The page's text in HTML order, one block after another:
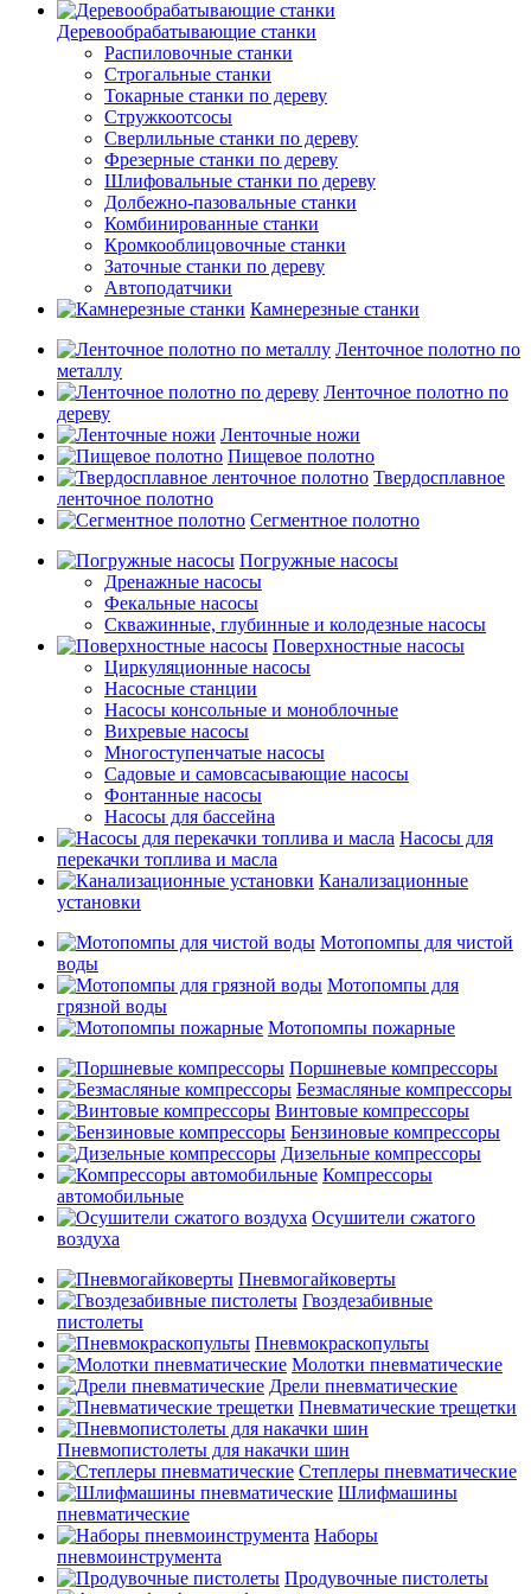
Деревообрабатывающие станки
Распиловочные станки
Строгальные станки
Токарные станки по дереву
Стружкоотсосы
Сверлильные станки по дереву
Фрезерные станки по дереву
Шлифовальные станки по дереву
Долбежно-пазовальные станки
Комбинированные станки
Кромкооблицовочные станки
Заточные станки по дереву
Автоподатчики
Камнерезные станки
Ленточное полотно по
металлу
Ленточное полотно по
дереву
Ленточные ножи
Пищевое полотно
Твердосплавное
ленточное полотно
Сегментное полотно
Погружные насосы
Дренажные насосы
Фекальные насосы
Скважинные, глубинные и колодезные насосы
Поверхностные насосы
Циркуляционные насосы
Насосные станции
Насосы консольные и моноблочные
Вихревые насосы
Многоступенчатые насосы
Садовые и самовсасывающие насосы
Фонтанные насосы
Насосы для бассейна
Насосы для
перекачки топлива и масла
Канализационные
установки
Мотопомпы для чистой
воды
Мотопомпы для
грязной воды
Мотопомпы пожарные
Поршневые компрессоры
Безмасляные компрессоры
Винтовые компрессоры
Бензиновые компрессоры
Дизельные компрессоры
Компрессоры
автомобильные
Осушители сжатого
воздуха
Пневмогайковерты
Гвоздезабивные
пистолеты
Пневмокраскопульты
Молотки пневматические
Дрели пневматические
Пневматические трещетки
Пневмопистолеты для накачки шин
Степлеры пневматические
Шлифмашины
пневматические
Наборы
пневмоинструмента
Продувочные пистолеты